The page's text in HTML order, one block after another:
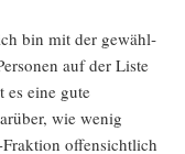
bin mit der gewähl­
auf der Lis­te
es eine gute
wie wenig
offen­sicht­lich